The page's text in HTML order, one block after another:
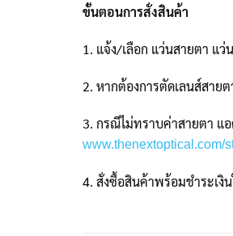
ขั้นตอนการสั่งสินค้า
1. แจ้ง/เลือก แว่นสายตา แ
2. หากต้องการตัดเลนส์สา
3. กรณีไม่ทราบค่าสายตา แ
www.thenextoptical.com/
4. สั่งซื้อสินค้าพร้อมชำระเงิ